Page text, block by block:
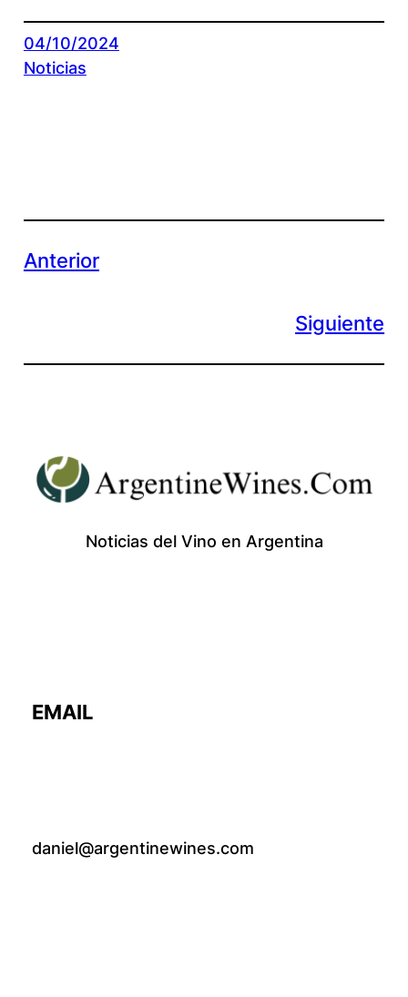
04/10/2024
Noticias
Anterior
Siguiente
Noticias del Vino en Argentina
EMAIL
daniel@argentinewines.com